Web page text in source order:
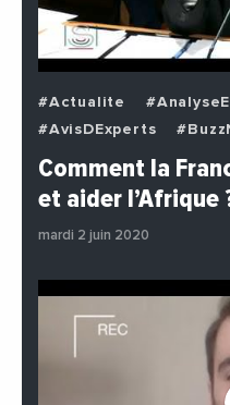
#Actualite
#AvisDExperts
#Politique
Comment la
et aider l’Afrique
mardi 2 juin 2020